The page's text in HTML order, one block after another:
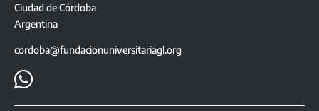
Ciudad de Córdoba
Argentina
cordoba@fundacionuniversitariagl.org
